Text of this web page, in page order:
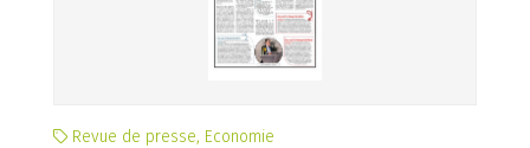
Revue de presse, Economie